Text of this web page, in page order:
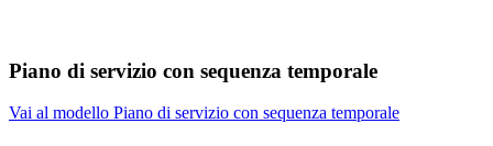
Piano di servizio con sequenza temporale
Vai al modello Piano di servizio con sequenza temporale